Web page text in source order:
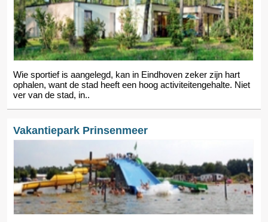
Wie sportief is aangelegd, kan in Eindhoven zeker zijn hart
ophalen, want de stad heeft een hoog activiteitengehalte. Niet
ver van de stad, in..
Vakantiepark Prinsenmeer